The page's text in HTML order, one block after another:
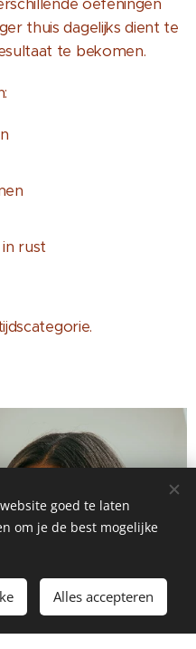
oefeningen
thuis dagelijks dient te
te bekomen.
rust
goed te laten
om je de best mogelijke
Alles accepteren